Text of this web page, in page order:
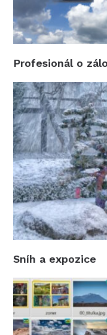
Profesionál o
Sníh a expozice